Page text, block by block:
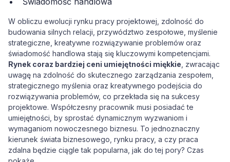
W obliczu ewolucji rynku pracy projektowej, zdolność do
budowania silnych relacji, przywództwo zespołowe, myślenie
strategiczne, kreatywne rozwiązywanie problemów oraz
świadomość handlowa stają się kluczowymi kompetencjami.
Rynek coraz bardziej ceni umiejętności miękkie , zwracając
uwagę na zdolność do skutecznego zarządzania zespołem,
strategicznego myślenia oraz kreatywnego podejścia do
rozwiązywania problemów, co przekłada się na sukcesy
projektowe. Współczesny pracownik musi posiadać te
umiejętności, by sprostać dynamicznym wyzwaniom i
wymaganiom nowoczesnego biznesu. To jednoznaczny
kierunek świata biznesowego, rynku pracy, a czy praca
zdalna będzie ciągle tak popularna, jak do tej pory? Czas